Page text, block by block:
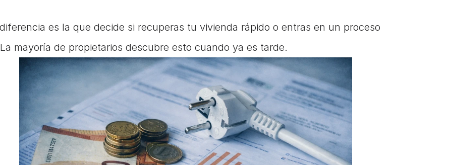
es la que decide si recuperas tu vivienda rápido o entras en un proceso
mayoría de propietarios descubre esto cuando ya es tarde.